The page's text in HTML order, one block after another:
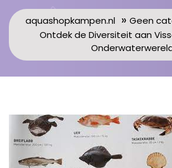
aquashopkampen.nl » Geen
Ontdek de Diversiteit aan